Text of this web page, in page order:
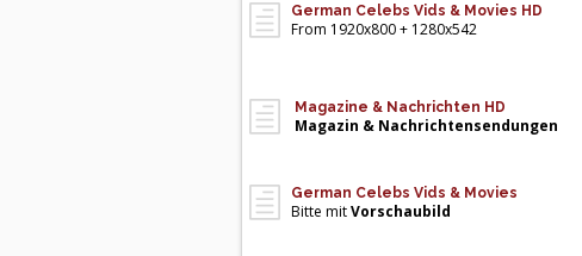
German Celebs Vids & Movies HD
From 1920x800 + 1280x542
Magazine & Nachrichten HD
Magazin & Nachrichtensendungen
German Celebs Vids & Movies
Bitte mitVorschaubild